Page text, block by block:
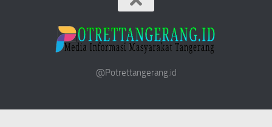
@Potrettangerang.id